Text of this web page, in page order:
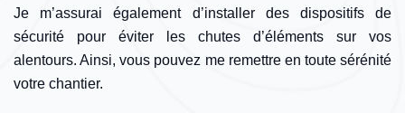
Je m’assurai également d’installer des dispositifs de
sécurité pour éviter les chutes d’éléments sur vos
alentours. Ainsi, vous pouvez me remettre en toute sérénité
votre chantier.